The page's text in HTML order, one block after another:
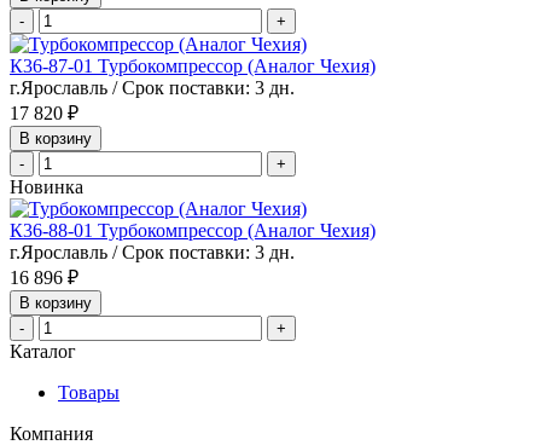
-
+
К36-87-01 Турбокомпрессор (Аналог Чехия)
г.Ярославль / Срок поставки: 3 дн.
17 820 ₽
В корзину
-
+
Новинка
К36-88-01 Турбокомпрессор (Аналог Чехия)
г.Ярославль / Срок поставки: 3 дн.
16 896 ₽
В корзину
-
+
Каталог
Товары
Компания